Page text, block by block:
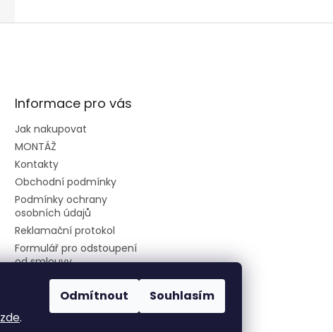
zde.
Odmítnout Souhlasím
MAC-567IFB-E a aplikaci
Informace pro vás
Jak nakupovat
MONTÁŽ
Kontakty
Obchodní podmínky
Podmínky ochrany
osobních údajů
Reklamační protokol
Formulář pro odstoupení
od smlouvy